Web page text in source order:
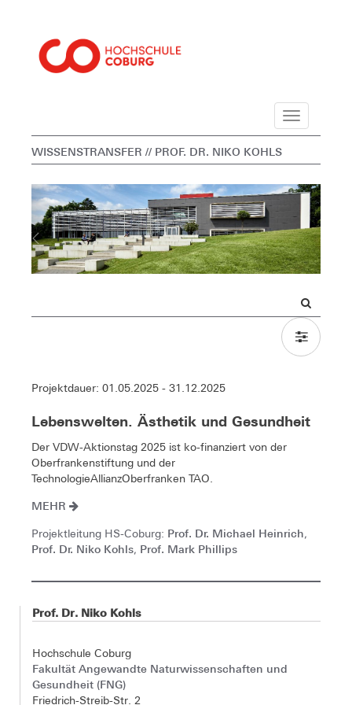
Navigation
WISSENSTRANSFER // PROF. DR. NIKO KOHLS
Projektdauer: 01.05.2025 - 31.12.2025
Lebenswelten. Ästhetik und Gesundheit
Der VDW-Aktionstag 2025 ist ko-finanziert von der
Oberfrankenstiftung und der
TechnologieAllianzOberfranken TAO.
MEHR
Projektleitung HS-Coburg: Prof. Dr. Michael Heinrich,
Prof. Dr. Niko Kohls, Prof. Mark Phillips
Prof. Dr. Niko Kohls
Hochschule Coburg
Fakultät Angewandte Naturwissenschaften und
Gesundheit (FNG)
Friedrich-Streib-Str. 2